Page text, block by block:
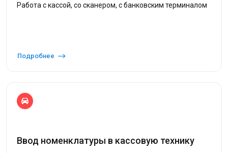
Работа с кассой, со сканером, с банковским терминалом
Подробнее
Ввод номенклатуры в кассовую технику